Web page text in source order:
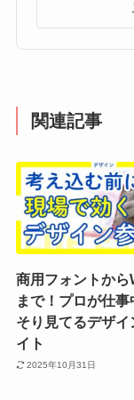
関連記事
商用フォントから
まで！プロが仕事
そり見てるデザイ
イト
2025年10月31日